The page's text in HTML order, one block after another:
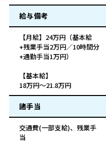
給与備考
【月給】24万円（基本給
+残業手当2万円／10時間分
+通勤手当1万円）
【基本給】
18万円～21.8万円
諸手当
交通費(一部支給)、残業手
当